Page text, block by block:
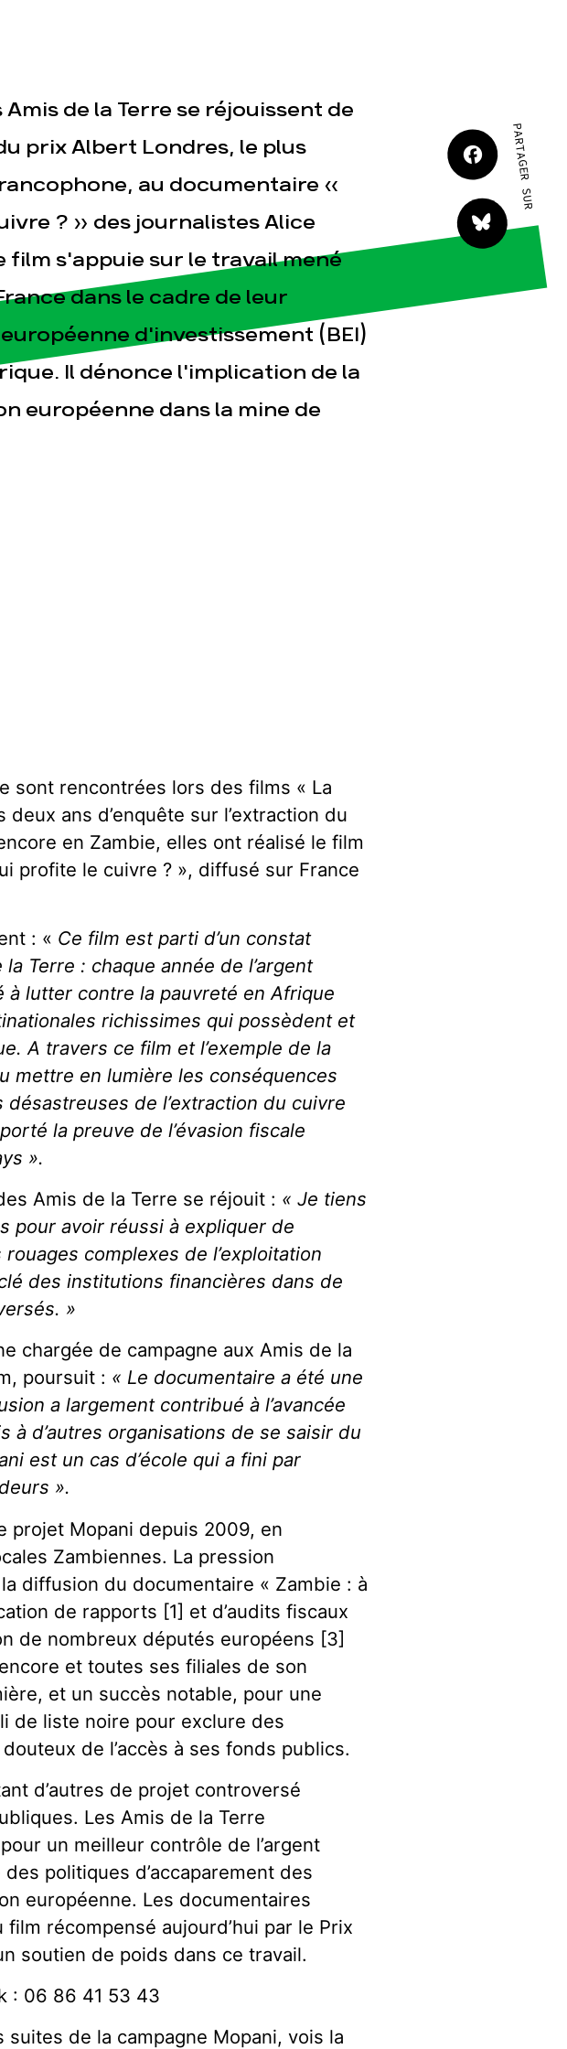
Contact
Amis de la Terre se réjouissent de
prix Albert Londres, le plus
au documentaire «
? » des journalistes Alice
film s'appuie sur le travail mené
dans le cadre de leur
d'investissement (BEI)
Il dénonce l'implication de la
européenne dans la mine de
PARTAGER SUR
sont rencontrées lors des films « La
ans d’enquête sur l’extraction du
en Zambie, elles ont réalisé le film
profite le cuivre ? », diffusé sur France
: « Ce film est parti d’un constat
Terre : chaque année de l’argent
lutter contre la pauvreté en Afrique
richissimes qui possèdent et
A travers ce film et l’exemple de la
mettre en lumière les conséquences
de l’extraction du cuivre
la preuve de l’évasion fiscale
».
Amis de la Terre se réjouit : « Je tiens
pour avoir réussi à expliquer de
complexes de l’exploitation
des institutions financières dans de
»
chargée de campagne aux Amis de la
poursuit : « Le documentaire a été une
a largement contribué à l’avancée
à d’autres organisations de se saisir du
est un cas d’école qui a fini par
».
projet Mopani depuis 2009, en
Zambiennes. La pression
diffusion du documentaire « Zambie : à
de rapports [1] et d’audits fiscaux
de nombreux députés européens [3]
et toutes ses filiales de son
et un succès notable, pour une
de liste noire pour exclure des
de l’accès à ses fonds publics.
d’autres de projet controversé
Les Amis de la Terre
un meilleur contrôle de l’argent
politiques d’accaparement des
européenne. Les documentaires
récompensé aujourd’hui par le Prix
soutien de poids dans ce travail.
: 06 86 41 53 43
suites de la campagne Mopani, vois la